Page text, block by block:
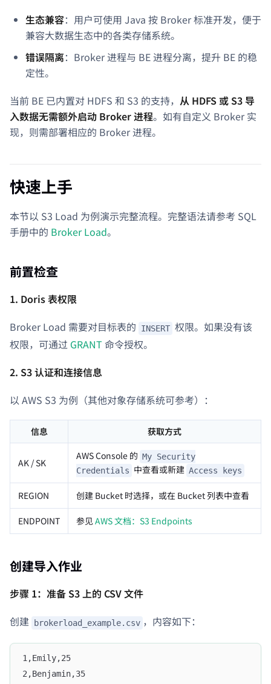
生态兼容：用户可使用 Java 按 Broker 标准开发，便于
兼容大数据生态中的各类存储系统。
错误隔离：Broker 进程与 BE 进程分离，提升 BE 的稳
定性。
当前 BE 已内置对 HDFS 和 S3 的支持， 从 HDFS 或 S3 导
入数据无需额外启动 Broker 进程。如有自定义 Broker 实
现，则需部署相应的 Broker 进程。
快速上手
本节以 S3 Load 为例演示完整流程。完整语法请参考 SQL
手册中的 Broker Load。
前置检查
1. Doris 表权限
Broker Load 需要对目标表的
INSERT 权限。如果没有该
权限，可通过 GRANT 命令授权。
2. S3 认证和连接信息
以 AWS S3 为例（其他对象存储系统可参考）：
信息 获取方式
AK / SK
AWS Console 的 My Security
Credentials 中查看或新建 Access keys
REGION 创建 Bucket 时选择，或在 Bucket 列表中查看
ENDPOINT 参见AWS 文档：S3 Endpoints
创建导入作业
步骤 1：准备 S3 上的 CSV 文件
创建
brokerload_example.csv ，内容如下：
1,Emily,25
2,Benjamin,35